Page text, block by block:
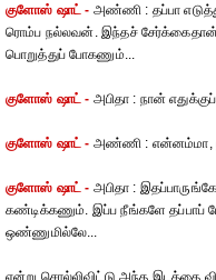
குளோஸ் ஷாட் - அண்ணி : தப்பா
ரொம்ப நல்லவன். இந்தச் சேர்க்கைதான்
பொறுத்துப் போகணும்...
குளோஸ் ஷாட் - அபிதா : நான்
குளோஸ் ஷாட் - அண்ணி : என்னம்மா,
குளோஸ் ஷாட் - அபிதா :
கண்டிக்கணும். இப்ப நீங்களே தப்பாப்
ஒண்ணுமில்லே...
என்று சொல்லிவிட்டு அந்த இடத்தை